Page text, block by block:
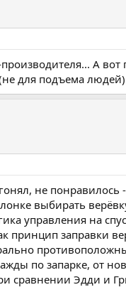
А вот
для подъема
не понравилось
выбирать
управления на
принцип заправки
по запарке, от
сравнении Эдди и